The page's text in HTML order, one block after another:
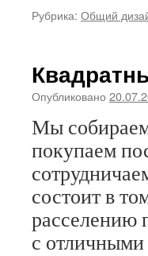
Рубрика: Общий
Опубликовано
Мы
покупаем
состоит в
расселению
с